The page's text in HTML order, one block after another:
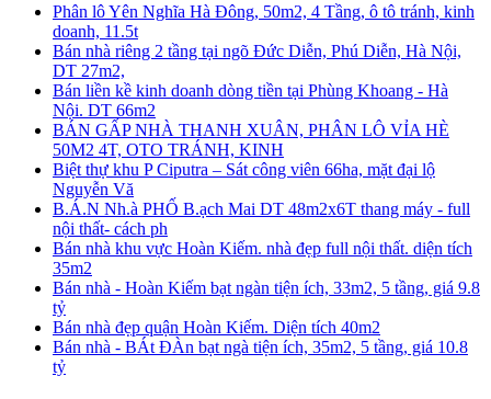
Phân lô Yên Nghĩa Hà Đông, 50m2, 4 Tầng, ô tô tránh, kinh
doanh, 11.5t
Bán nhà riêng 2 tầng tại ngõ Đức Diễn, Phú Diễn, Hà Nội,
DT 27m2,
Bán liền kề kinh doanh dòng tiền tại Phùng Khoang - Hà
Nội. DT 66m2
BÁN GẤP NHÀ THANH XUÂN, PHÂN LÔ VỈA HÈ
50M2 4T, OTO TRÁNH, KINH
Biệt thự khu P Ciputra – Sát công viên 66ha, mặt đại lộ
Nguyễn Vă
B.Á.N Nh.à PHỐ B.ạch Mai DT 48m2x6T thang máy - full
nội thất- cách ph
Bán nhà khu vực Hoàn Kiếm. nhà đẹp full nội thất. diện tích
35m2
Bán nhà - Hoàn Kiếm bạt ngàn tiện ích, 33m2, 5 tầng, giá 9.8
tỷ
Bán nhà đẹp quận Hoàn Kiếm. Diện tích 40m2
Bán nhà - BÁt ĐÀn bạt ngà tiện ích, 35m2, 5 tầng, giá 10.8
tỷ